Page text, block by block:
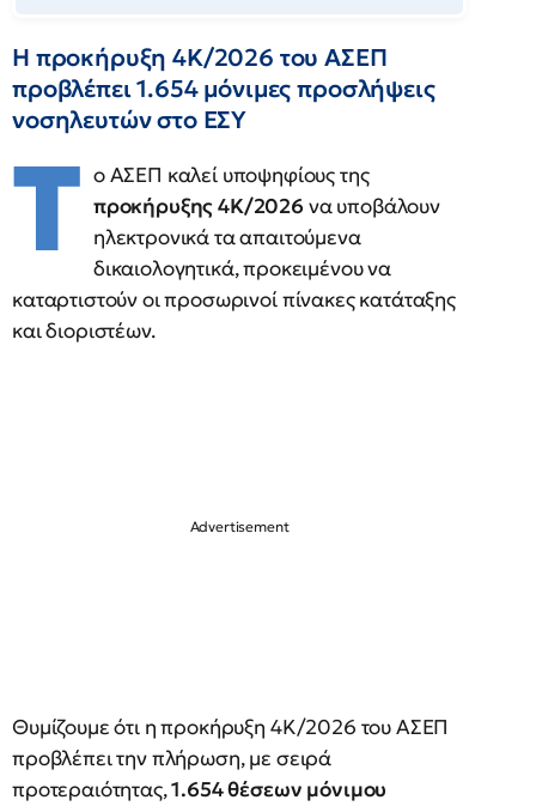
Η προκήρυξη 4Κ/2026 του ΑΣΕΠ
προβλέπει 1.654 μόνιμες προσλήψεις
νοσηλευτών στο ΕΣΥ
Τ ο ΑΣΕΠ καλεί υποψηφίους της
προκήρυξης 4Κ/2026 να υποβάλουν
ηλεκτρονικά τα απαιτούμενα
δικαιολογητικά, προκειμένου να
καταρτιστούν οι προσωρινοί πίνακες κατάταξης
και διοριστέων.
Θυμίζουμε ότι η προκήρυξη 4Κ/2026 του ΑΣΕΠ
προβλέπει την πλήρωση, με σειρά
προτεραιότητας,1.654 θέσεων μόνιμου